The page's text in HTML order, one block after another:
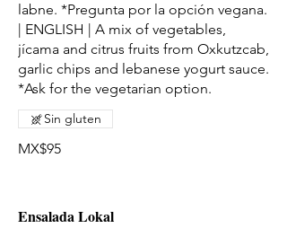
labne. *Pregunta por la opción vegana.
| ENGLISH | A mix of vegetables,
jícama and citrus fruits from Oxkutzcab,
garlic chips and lebanese yogurt sauce.
MX$95
Sin gluten
Ensalada Lokal